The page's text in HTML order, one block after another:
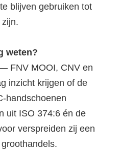
blijven gebruiken tot
weten?
FNV MOOI, CNV en
inzicht krijgen of de
handschoenen
uit ISO 374:6 én de
verspreiden zij een